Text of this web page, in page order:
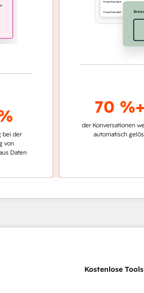
70 %+
der Konversationen werden
automatisch gelöst